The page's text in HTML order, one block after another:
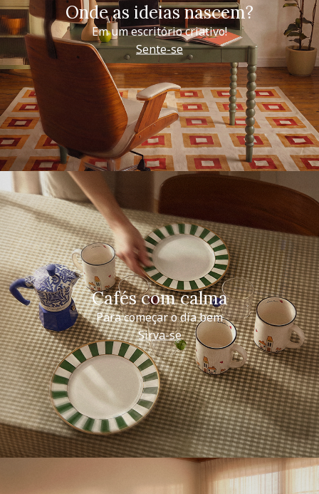
Onde as ideias nascem?
Em um escritório criativo!
Sente-se
Cafés com calma
Para começar o dia bem
Sirva-se